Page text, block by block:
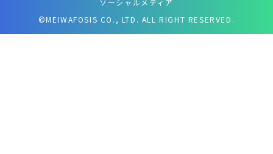
ソーシャルメディア
©MEIWAFOSIS CO., LTD. ALL RIGHT RESERVED.